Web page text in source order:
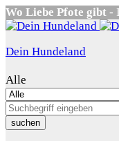
Wo Liebe Pfote gibt -
Dein Hundeland
Alle
suchen